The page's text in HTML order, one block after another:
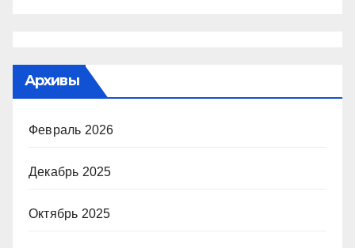
Архивы
Февраль 2026
Декабрь 2025
Октябрь 2025